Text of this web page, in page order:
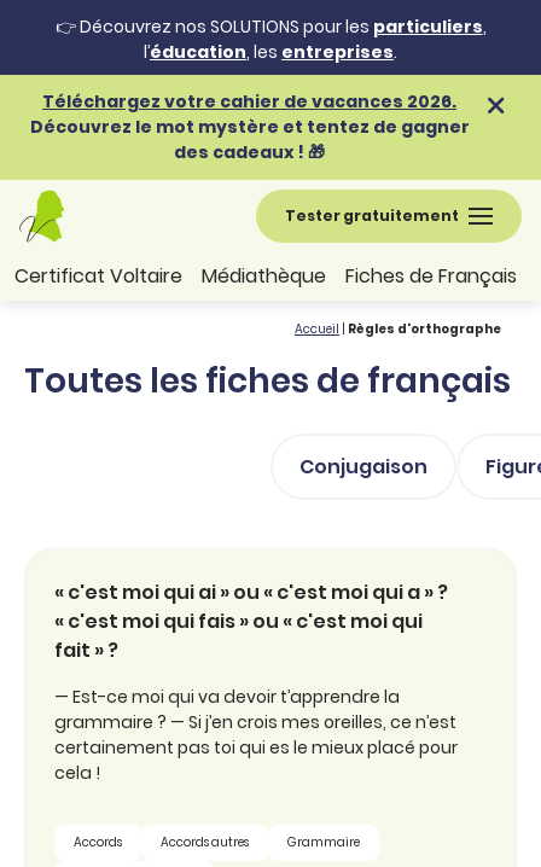
👉 Découvrez nos SOLUTIONS pour les particuliers,
l’éducation, les entreprises.
Téléchargez votre cahier de vacances 2026.
Découvrez le mot mystère et tentez de gagner
des cadeaux ! 🎁
Tester gratuitement
Certificat Voltaire Médiathèque Fiches de Français
Accueil Règles d'orthographe
Toutes les fiches de français
Conjugaison
« c'est moi qui ai » ou « c'est moi qui a » ?
« c'est moi qui fais » ou « c'est moi qui
fait » ?
— Est-ce moi qui va devoir t’apprendre la
grammaire ? — Si j’en crois mes oreilles, ce n’est
certainement pas toi qui es le mieux placé pour
cela !
Accords Accords autres
Grammaire